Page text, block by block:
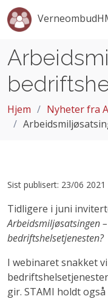
Hjem
Nyheter fra
Sist publisert: 23/06 2021
Tidligere i juni
Arbeidsmiljøsatsingen
bedriftshelsetjenesten?
I webinaret snakket
gir. STAMI holdt